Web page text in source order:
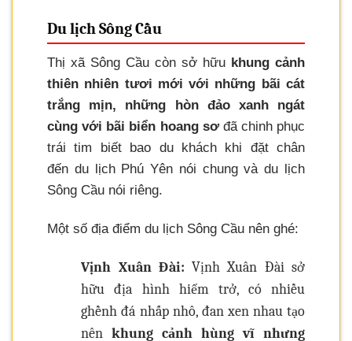
Du lịch Sông Cầu
Thị xã Sông Cầu còn sở hữu khung cảnh
thiên nhiên tươi mới với những bãi cát
trắng mịn, những hòn đảo xanh ngát
cùng với bãi biển hoang sơđã chinh phục
trái tim biết bao du khách khi đặt chân
đến du lịch Phú Yên nói chung và du lịch
Sông Cầu nói riêng.
Một số địa điểm du lịch Sông Cầu nên ghé:
Vịnh Xuân Đài: Vịnh Xuân Đài sở
hữu địa hình hiểm trở, có nhiều
ghềnh đá nhấp nhô, đan xen nhau tạo
nênkhung cảnh hùng vĩ nhưng